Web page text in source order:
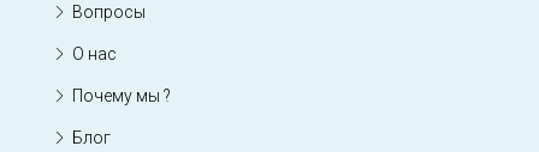
Вопросы
О нас
Почему мы ?
Блог